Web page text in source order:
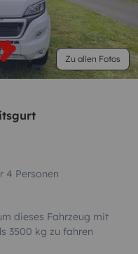
Zu allen Fotos
4 Personen
dieses Fahrzeug mit
3500 kg zu fahren